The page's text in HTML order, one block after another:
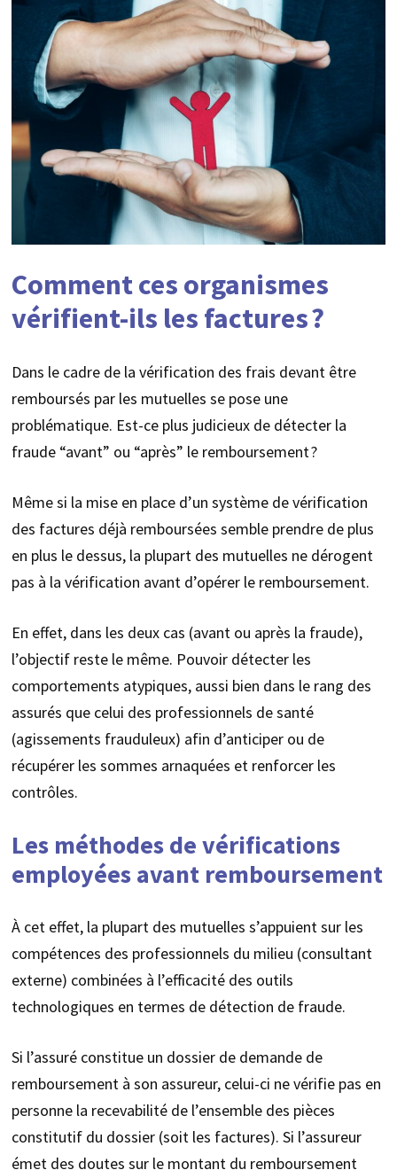
Comment ces organismes
vérifient-ils les factures ?
Dans le cadre de la vérification des frais devant être
remboursés par les mutuelles se pose une
problématique. Est-ce plus judicieux de détecter la
fraude “avant” ou “après” le remboursement ?
Même si la mise en place d’un système de vérification
des factures déjà remboursées semble prendre de plus
en plus le dessus, la plupart des mutuelles ne dérogent
pas à la vérification avant d’opérer le remboursement.
En effet, dans les deux cas (avant ou après la fraude),
l’objectif reste le même. Pouvoir détecter les
comportements atypiques, aussi bien dans le rang des
assurés que celui des professionnels de santé
(agissements frauduleux) afin d’anticiper ou de
récupérer les sommes arnaquées et renforcer les
contrôles.
Les méthodes de vérifications
employées avant remboursement
À cet effet, la plupart des mutuelles s’appuient sur les
compétences des professionnels du milieu (consultant
externe) combinées à l’efficacité des outils
technologiques en termes de détection de fraude.
Si l’assuré constitue un dossier de demande de
remboursement à son assureur, celui-ci ne vérifie pas en
personne la recevabilité de l’ensemble des pièces
constitutif du dossier (soit les factures). Si l’assureur
émet des doutes sur le montant du remboursement